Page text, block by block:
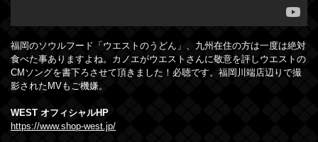
福岡のソウルフード「ウエストのうどん」、九州在住の方は一度は絶対
食べた事ありますよね。カノエがウエストさんに敬意を評しウエストの
CMソングを書下ろさせて頂きました！必聴です。福岡川端店辺りで撮
影されたMVもご機嫌。
WEST オフィシャルHP
https://www.shop-west.jp/